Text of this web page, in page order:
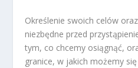
Określenie swoich celów
niezbędne przed
tym, co chcemy osiągnąć,
granice, w jakich możemy